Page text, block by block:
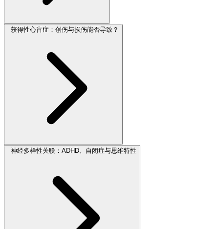
获得性心盲症：创伤与损伤能否导致？
神经多样性关联：ADHD、自闭症与思维特性